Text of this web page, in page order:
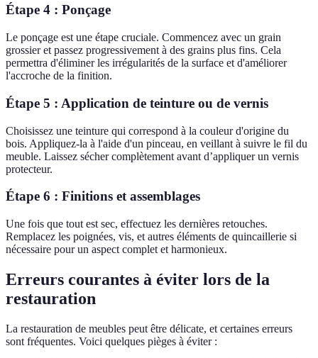
Étape 4 : Ponçage
Le ponçage est une étape cruciale. Commencez avec un grain
grossier et passez progressivement à des grains plus fins. Cela
permettra d'éliminer les irrégularités de la surface et d'améliorer
l'accroche de la finition.
Étape 5 : Application de teinture ou de vernis
Choisissez une teinture qui correspond à la couleur d'origine du
bois. Appliquez-la à l'aide d'un pinceau, en veillant à suivre le fil du
meuble. Laissez sécher complètement avant d’appliquer un vernis
protecteur.
Étape 6 : Finitions et assemblages
Une fois que tout est sec, effectuez les dernières retouches.
Remplacez les poignées, vis, et autres éléments de quincaillerie si
nécessaire pour un aspect complet et harmonieux.
Erreurs courantes à éviter lors de la
restauration
La restauration de meubles peut être délicate, et certaines erreurs
sont fréquentes. Voici quelques pièges à éviter :